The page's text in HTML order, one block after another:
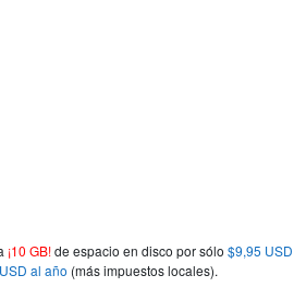
¡10 GB!de espacio en disco por sólo $9,95 USD
al año (más impuestos locales).